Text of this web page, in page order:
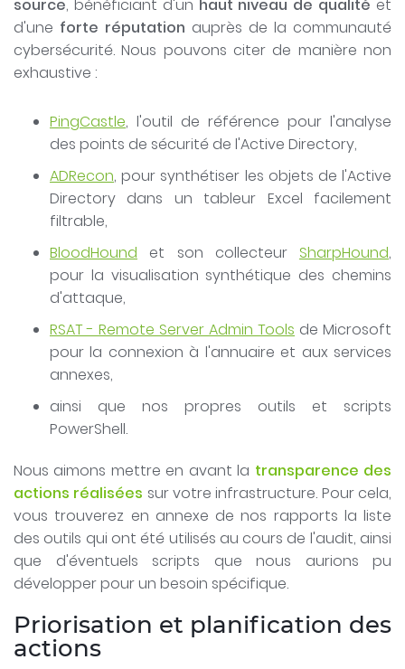
source, bénéficiant d'un haut niveau de qualité et
d'une forte réputation auprès de la communauté
cybersécurité. Nous pouvons citer de manière non
exhaustive :
PingCastle, l'outil de référence pour l'analyse
des points de sécurité de l'Active Directory,
ADRecon, pour synthétiser les objets de l'Active
Directory dans un tableur Excel facilement
filtrable,
BloodHound et son collecteur SharpHound,
pour la visualisation synthétique des chemins
d'attaque,
RSAT - Remote Server Admin Tools de Microsoft
pour la connexion à l'annuaire et aux services
annexes,
ainsi que nos propres outils et scripts
PowerShell.
Nous aimons mettre en avant la transparence des
actions réalisées sur votre infrastructure. Pour cela,
vous trouverez en annexe de nos rapports la liste
des outils qui ont été utilisés au cours de l'audit, ainsi
que d'éventuels scripts que nous aurions pu
développer pour un besoin spécifique.
Priorisation et planification des
actions